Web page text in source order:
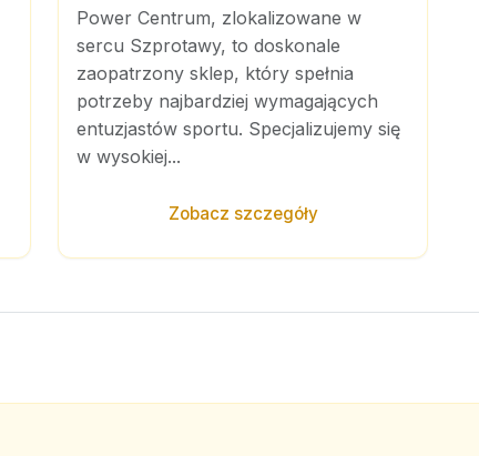
Power Centrum, zlokalizowane w
sercu Szprotawy, to doskonale
zaopatrzony sklep, który spełnia
potrzeby najbardziej wymagających
entuzjastów sportu. Specjalizujemy się
w wysokiej...
Zobacz szczegóły